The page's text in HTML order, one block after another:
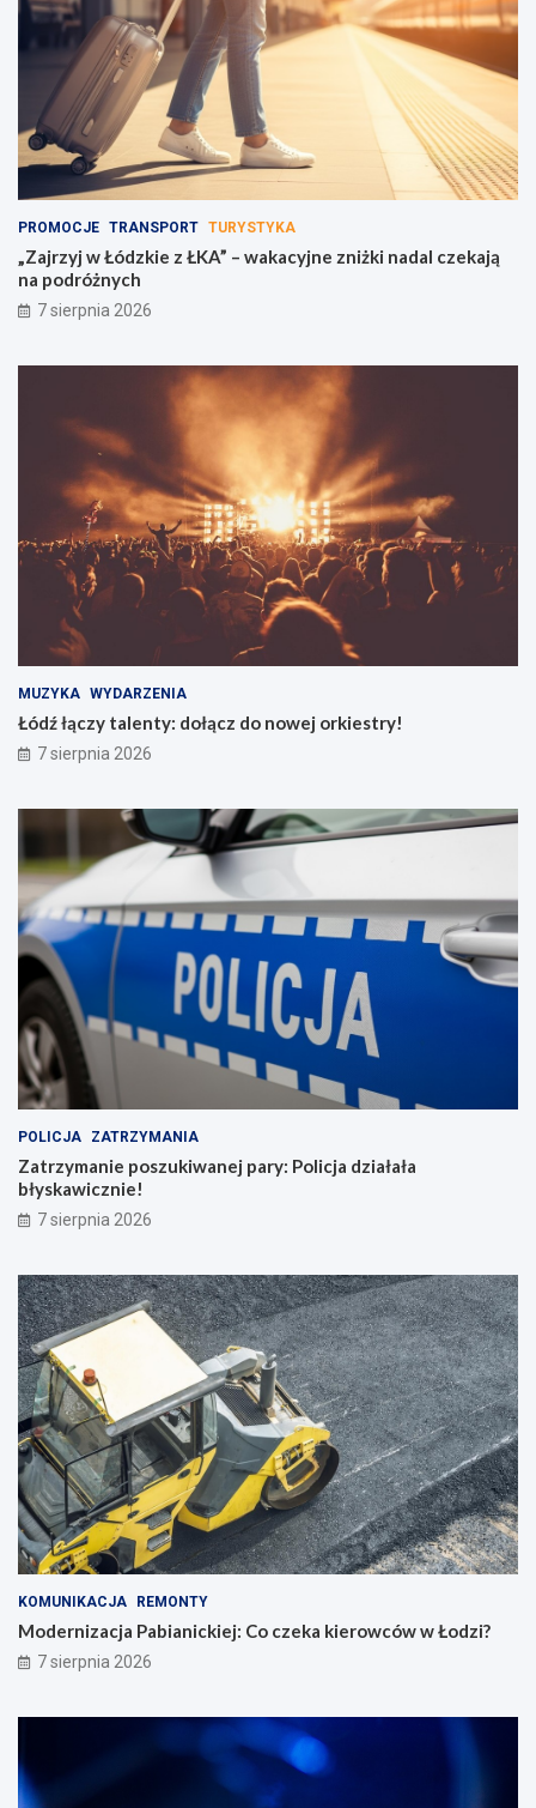
PROMOCJE TRANSPORT TURYSTYKA
„Zajrzyj w Łódzkie z ŁKA” – wakacyjne zniżki nadal czekają
na podróżnych
7 sierpnia 2026
MUZYKA WYDARZENIA
Łódź łączy talenty: dołącz do nowej orkiestry!
7 sierpnia 2026
POLICJA ZATRZYMANIA
Zatrzymanie poszukiwanej pary: Policja działała
błyskawicznie!
7 sierpnia 2026
KOMUNIKACJA REMONTY
Modernizacja Pabianickiej: Co czeka kierowców w Łodzi?
7 sierpnia 2026